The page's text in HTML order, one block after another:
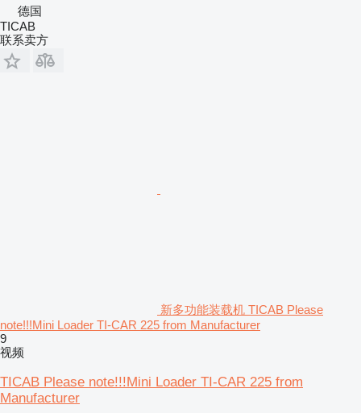
德国
TICAB
联系卖方
新多功能装载机 TICAB Please
note!!!Mini Loader TI-CAR 225 from Manufacturer
9
视频
TICAB Please note!!!Mini Loader TI-CAR 225 from
Manufacturer